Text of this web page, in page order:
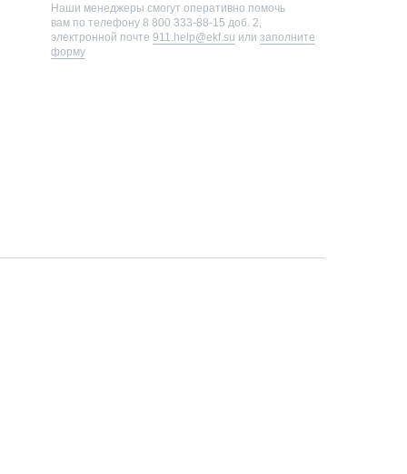
Наши менеджеры смогут оперативно помочь
вам по телефону 8 800 333-88-15 доб. 2
электронной почте 911.help@ekf.su или заполните
форму